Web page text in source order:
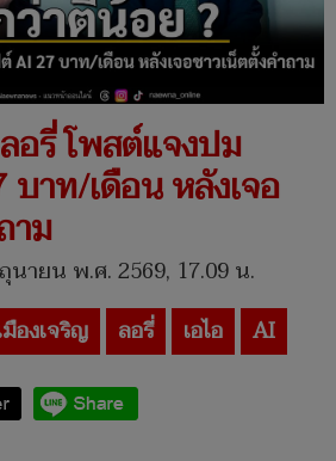
อรี่ โพสต์แจงปม
าท/เดือน หลังเจอ
าม
ายน พ.ศ. 2569, 17.09 น.
องเจริญ ลอรี่ เอไอ AI